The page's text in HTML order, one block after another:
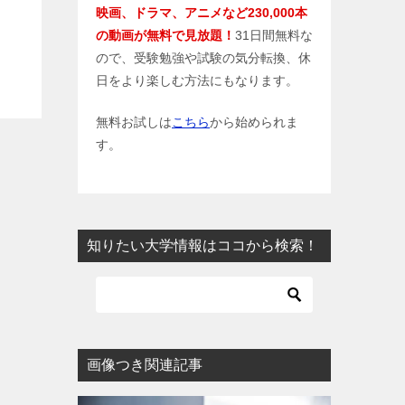
映画、ドラマ、アニメなど230,000本
の動画が無料で見放題！ 31日間無料な
ので、受験勉強や試験の気分転換、休
日をより楽しむ方法にもなります。
無料お試しはこちらから始められま
す。
知りたい大学情報はココから検索！
画像つき関連記事